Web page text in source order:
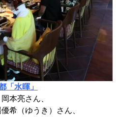
「水暉」
本亮さん、
希（ゆうき）さん、